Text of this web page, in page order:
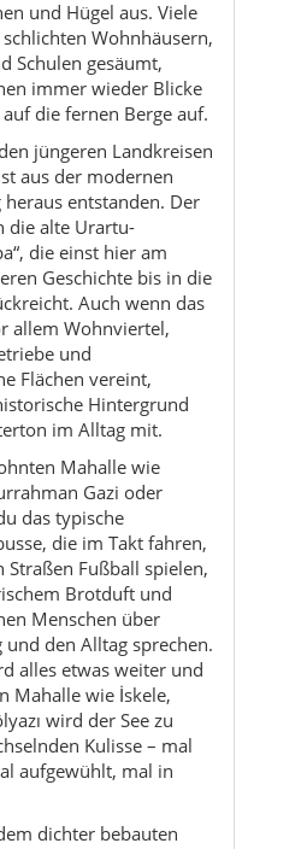
jüngeren Landkreisen
aus der modernen
entstanden. Der
die alte Urartu-
die einst hier am
Geschichte bis in die
Auch wenn das
allem Wohnviertel,
und
Flächen vereint,
Hintergrund
im Alltag mit.
Mahalle wie
Gazi oder
das typische
die im Takt fahren,
Fußball spielen,
Brotduft und
Menschen über
den Alltag sprechen.
alles etwas weiter und
Mahalle wie İskele,
wird der See zu
Kulisse – mal
aufgewühlt, mal in
dichter bebauten
desto ländlicher wird
Siedlungen stehen
Häuser zwischen
Obstgärten. Hier
und Traktoren ihren